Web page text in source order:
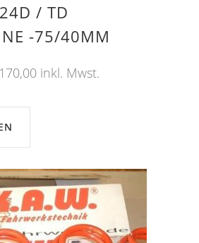
/ TD
-75/40MM
170,00Aktueller
inkl. Mwst.